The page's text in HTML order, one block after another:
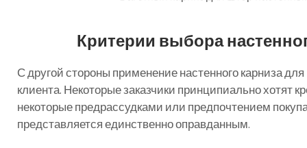
Критерии выбора
С другой стороны применение настенного карниза
клиента. Некоторые заказчики принципиально хотят
некоторые предрассудками или предпочтением
представляется единственно оправданным.